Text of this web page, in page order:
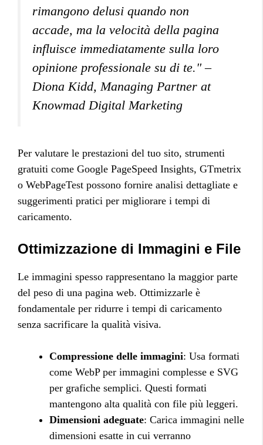
rimangono delusi quando non
accade, ma la velocità della pagina
influisce immediatamente sulla loro
opinione professionale su di te." –
Diona Kidd, Managing Partner at
Knowmad Digital Marketing
Per valutare le prestazioni del tuo sito, strumenti
gratuiti come Google PageSpeed Insights, GTmetrix
o WebPageTest possono fornire analisi dettagliate e
suggerimenti pratici per migliorare i tempi di
caricamento.
Ottimizzazione di Immagini e File
Le immagini spesso rappresentano la maggior parte
del peso di una pagina web. Ottimizzarle è
fondamentale per ridurre i tempi di caricamento
senza sacrificare la qualità visiva.
Compressione delle immagini: Usa formati
come WebP per immagini complesse e SVG
per grafiche semplici. Questi formati
mantengono alta qualità con file più leggeri.
Dimensioni adeguate: Carica immagini nelle
dimensioni esatte in cui verranno